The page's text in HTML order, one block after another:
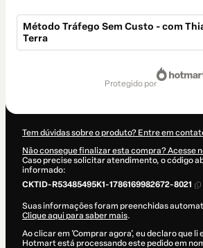
Método Tráfego Sem Custo - com
Terra
protegido por
Tem dúvidas sobre o produto? Entre em
Não consegue finalizar esta compra? Acesse
Caso precise solicitar atendimento, o código
informado:
CKTID-R53485495K1-1786169982672-8021
Suas informações foram preenchidas
Clique aqui para saber mais.
Ao clicar em 'Comprar agora', eu declaro que li
Hotmart está processando este pedido em